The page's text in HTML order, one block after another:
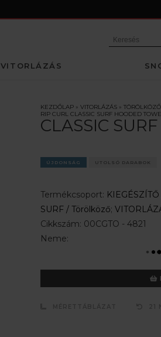
VITORLÁZÁS
KEZDŐLAP» VITORLÁZÁS»
RIP CURL CLASSIC SURF HOODED
CLASSIC
ÚJDONSÁG UTOLSÓ DARABOK
Termékcsoport:
SURF / Törölköző;
Cikkszám: 00CGTO - 4821
Neme: